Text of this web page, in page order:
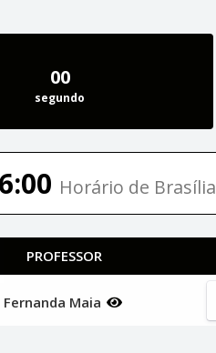
00
segundo
Horário de Brasília
PROFESSOR
Fernanda Maia